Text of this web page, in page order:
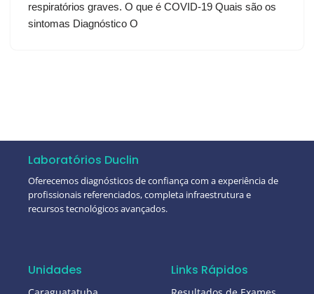
respiratórios graves. O que é COVID-19 Quais são os
sintomas Diagnóstico O
Laboratórios Duclin
Oferecemos diagnósticos de confiança com a experiência de
profissionais referenciados, completa infraestrutura e
recursos tecnológicos avançados.
Unidades Links Rápidos